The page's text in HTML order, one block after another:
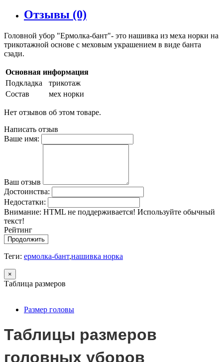
Отзывы (0)
Головной убор "Ермолка-бант"- это нашивка из меха норки на
трикотажной основе с меховым украшением в виде банта
сзади.
Основная информация
Подкладка
трикотаж
Состав
мех норки
Нет отзывов об этом товаре.
Написать отзыв
Ваше имя:
Ваш отзыв
Достоинства:
Недостатки:
Внимание: HTML не поддерживается! Используйте обычный
текст!
Рейтинг
Продолжить
Теги: ермолка-бант,нашивка норка
×
Таблица размеров
Размер головы
Таблицы размеров
головных уборов